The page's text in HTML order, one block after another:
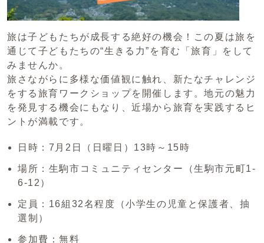
旅は子どもたちが成長する絶好の機会！この夏は旅を
通じて子どもたちの“生きる力”を育む「旅育」をして
みませんか。
旅さながらに多様な価値観に触れ、新たなチャレンジ
をする旅育ワークショップを開催します。地元の魅力
を発見する機会にもなり、近場から旅育を実践するヒ
ントが満載です。
日時：7月2日（日曜日）13時～15時
場所：生駒市コミュニティセンター（生駒市元町1-
6-12）
定員：16組32名程度（小学生の児童と保護者、抽
選制）
参加費：無料